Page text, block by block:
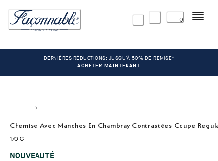
0 Menu
DERNIÈRES RÉDUCTIONS: JUSQU'À 50% DE REMISE*
ACHETER MAINTENANT
Chemise Avec Manches En Chambray Contrastées Coupe
170 €
current price 170 €
NOUVEAUTÉ